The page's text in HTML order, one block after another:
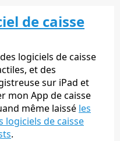
de caisse
logiciels de caisse
et des
sur iPad et
mon App de caisse
même laissé les
logiciels de caisse
.